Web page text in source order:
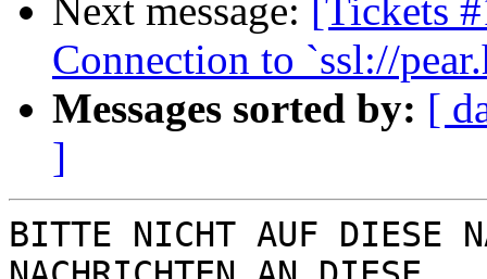
Next message: [Tickets
Connection to `ssl://
Messages sorted by: [
]
BITTE NICHT AUF DIESE